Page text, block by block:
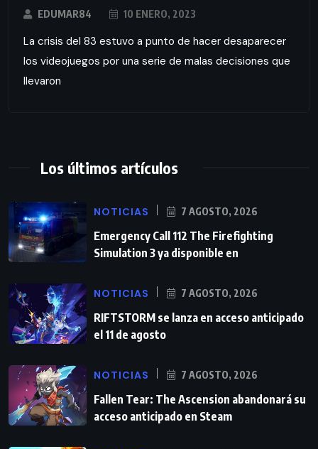
EDUMAR84 10 ENERO, 2023
La crisis del 83 estuvo a punto de hacer desaparecer
los videojuegos por una serie de malas decisiones que
llevaron
Los últimos artículos
NOTICIAS 7 AGOSTO, 2026
Emergency Call 112 The Firefighting
Simulation 3 ya disponible en
NOTICIAS 7 AGOSTO, 2026
RIFTSTORM se lanza en acceso anticipado
el 11 de agosto
NOTICIAS 7 AGOSTO, 2026
Fallen Tear: The Ascension abandonará su
acceso anticipado en Steam